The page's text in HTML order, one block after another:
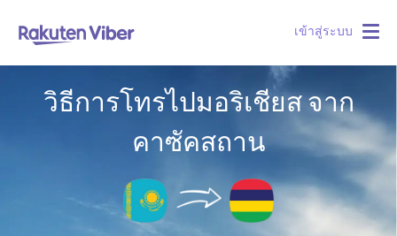
เข้าสู่ระบบ
วิธีการโทรไปมอริเชียส จาก
คาซัคสถาน